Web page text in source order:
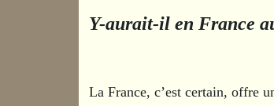
Y-aurait-il en France
La France, c’est certain, offre